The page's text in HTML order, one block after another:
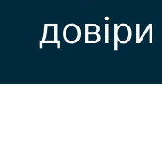
довіри